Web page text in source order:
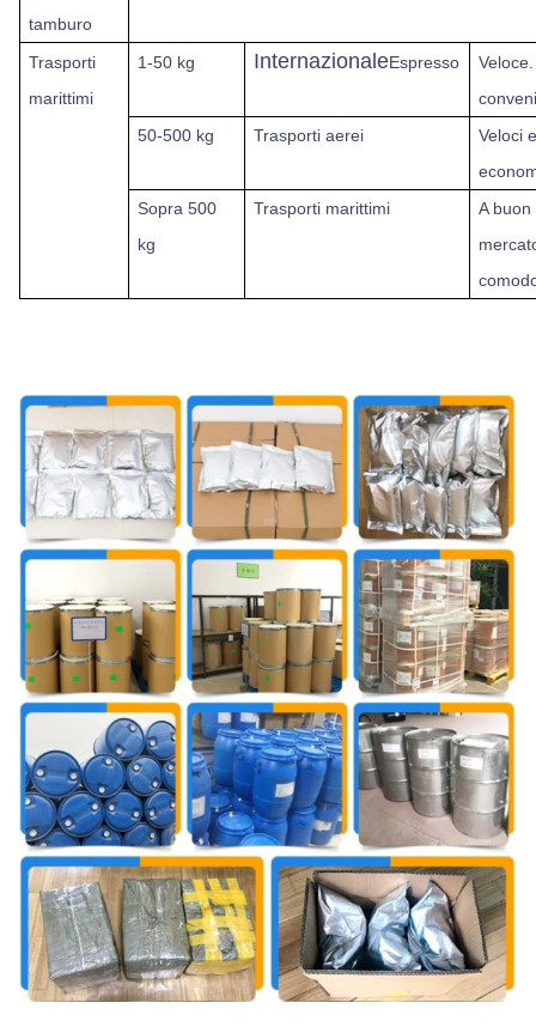
tamburo
Trasporti
marittimi
1-50 kg InternazionaleEspresso
Veloce.
50-500 kg
Trasporti aerei
Veloci
Sopra 500
kg
Trasporti marittimi
A buon